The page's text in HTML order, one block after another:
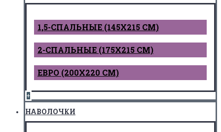
1,5-СПАЛЬНЫЕ (145Х215 СМ)
2-СПАЛЬНЫЕ (175Х215 СМ)
ЕВРО (200Х220 СМ)
+
НАВОЛОЧКИ